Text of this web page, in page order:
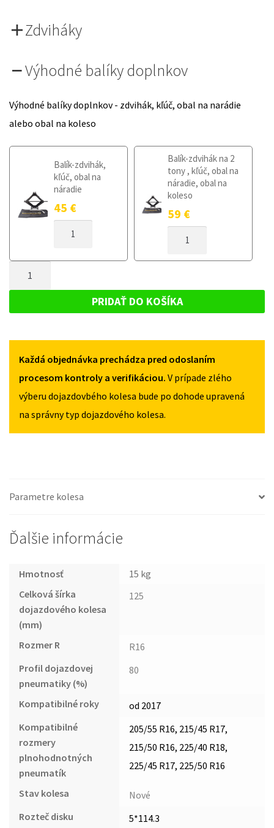
Zdviháky
Výhodné balíky doplnkov
Výhodné balíky doplnkov - zdvihák, kľúč, obal na narádie
alebo obal na koleso
Balík-zdvihák,
kľúč, obal na
náradie
45 €
DOJAZDOVÉ
HONDA
X
2017
Balík-zdvihák na 2
tony , kľúč, obal na
náradie, obal na
koleso
59 €
DOJAZDOVÉ
X
OD
5X114,3
HONDA
OD
2017
125/80R16
PRIDAŤ DO KOŠÍKA
Každá objednávka prechádza pred odoslaním
procesom kontroly a verifikáciou. V prípade zlého
výberu dojazdovbého kolesa bude po dohode upravená
na správny typ dojazdového kolesa.
Parametre kolesa
Ďalšie informácie
Hmotnosť
15 kg
Celková šírka
dojazdového kolesa
(mm)
125
Rozmer R
R16
Profil dojazdovej
pneumatiky (%)
80
Kompatibilné roky
od 2017
Kompatibilné
rozmery
plnohodnotných
pneumatík
205/55 R16, 215/45 R17,
215/50 R16, 225/40 R18,
225/45 R17, 225/50 R16
Stav kolesa
Nové
Rozteč disku
5*114.3